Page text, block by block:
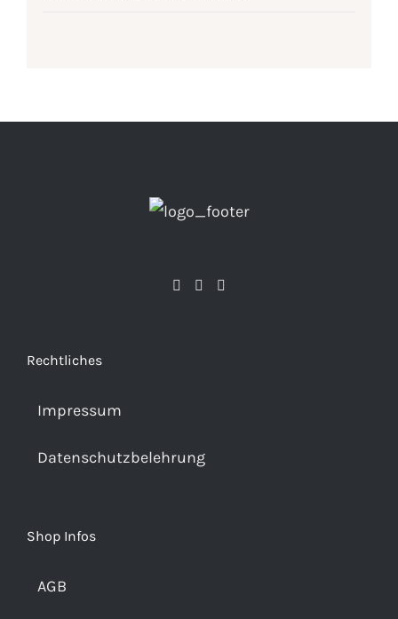
Rechtliches
Impressum
Datenschutzbelehrung
Shop Infos
AGB